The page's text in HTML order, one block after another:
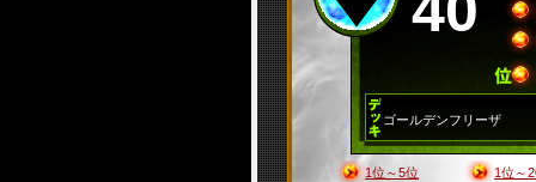
ゴールデンフリーザ
1位～5位 1位～